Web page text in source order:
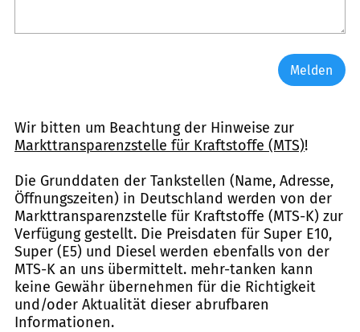
Melden
Wir bitten um Beachtung der Hinweise zur
Markttransparenzstelle für Kraftstoffe (MTS)!
Die Grunddaten der Tankstellen (Name, Adresse,
Öffnungszeiten) in Deutschland werden von der
Markttransparenzstelle für Kraftstoffe (MTS-K) zur
Verfügung gestellt. Die Preisdaten für Super E10,
Super (E5) und Diesel werden ebenfalls von der
MTS-K an uns übermittelt. mehr-tanken kann
keine Gewähr übernehmen für die Richtigkeit
und/oder Aktualität dieser abrufbaren
Informationen.